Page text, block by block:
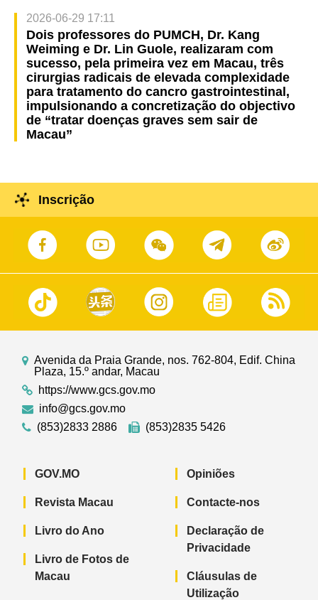
2026-06-29 17:11
Dois professores do PUMCH, Dr. Kang
Weiming e Dr. Lin Guole, realizaram com
sucesso, pela primeira vez em Macau, três
cirurgias radicais de elevada complexidade
para tratamento do cancro gastrointestinal,
impulsionando a concretização do objectivo
de “tratar doenças graves sem sair de
Macau”
Inscrição
Avenida da Praia Grande, nos. 762-804, Edif. China
Plaza, 15.º andar, Macau
https://www.gcs.gov.mo
info@gcs.gov.mo
(853)2833 2886
(853)2835 5426
GOV.MO
Revista Macau
Livro do Ano
Livro de Fotos de
Macau
Opiniões
Contacte-nos
Declaração de
Privacidade
Cláusulas de
Utilização